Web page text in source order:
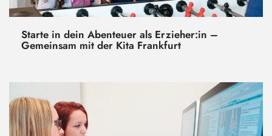
Starte in dein Abenteuer als Erzieher:in –
Gemeinsam mit der Kita Frankfurt